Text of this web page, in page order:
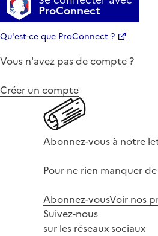
ProConnect
Qu'est-ce que ProConnect ?
Vous n'avez pas de compte ?
Créer un compte
Abonnez-vous à notre
Pour ne rien manquer
Abonnez-vousVoir nos
Suivez-nous
sur les réseaux sociaux